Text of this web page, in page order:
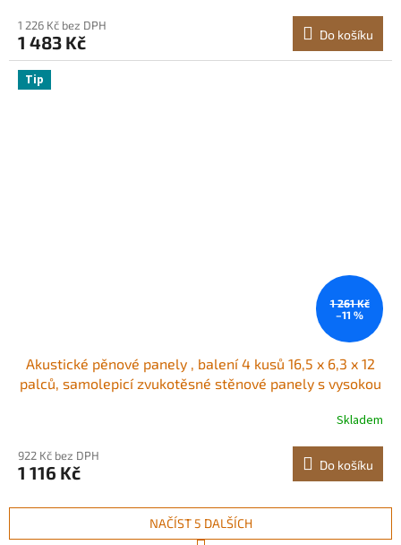
1 226 Kč bez DPH
1 483 Kč Do košíku
Tip
1 261 Kč
–11 %
Akustické pěnové panely , balení 4 kusů 16,5 x 6,3 x 12
palců, samolepicí zvukotěsné stěnové panely s vysokou
Skladem
922 Kč bez DPH
1 116 Kč Do košíku
NAČÍST 5 DALŠÍCH